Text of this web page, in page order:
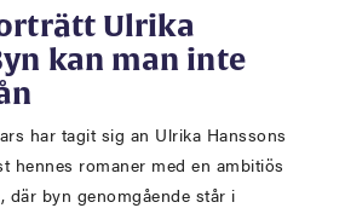
Ulrika
kan man inte
har tagit sig an Ulrika Hanssons
hennes romaner med en ambitiös
där byn genomgående står i